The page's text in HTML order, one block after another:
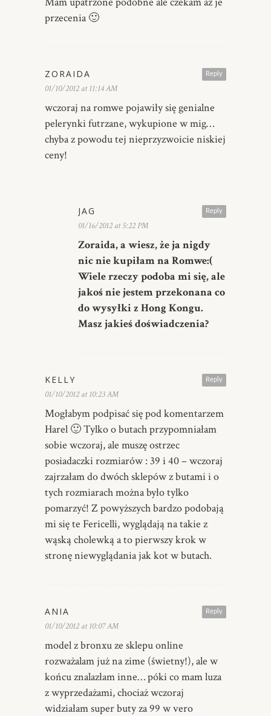
przecenia 🙂
Reply
ZORAIDA
01/10/2012 at 11:14 AM
wczoraj na romwe pojawiły się genialne
pelerynki futrzane, wykupione w mig…
chyba z powodu tej nieprzyzwoicie niskiej
ceny!
Reply
JAG
01/16/2012 at 5:22 PM
Zoraida, a wiesz, że ja nigdy
nic nie kupiłam na Romwe:(
Wiele rzeczy podoba mi się, ale
jakoś nie jestem przekonana co
do wysyłki z Hong Kongu.
Masz jakieś doświadczenia?
Reply
KELLY
01/10/2012 at 10:23 AM
Mogłabym podpisać się pod komentarzem
Harel 🙂 Tylko o butach przypomniałam
sobie wczoraj, ale muszę ostrzec
posiadaczki rozmiarów : 39 i 40 – wczoraj
zajrzałam do dwóch sklepów z butami i o
tych rozmiarach można było tylko
pomarzyć! Z powyższych bardzo podobają
mi się te Fericelli, wyglądają na takie z
wąską cholewką a to pierwszy krok w
stronę niewyglądania jak kot w butach.
Reply
ANIA
01/10/2012 at 10:07 AM
model z bronxu ze sklepu online
rozważalam już na zime (świetny!), ale w
końcu znalazłam inne… póki co mam luza
z wyprzedażami, chociaż wczoraj
widziałam super buty za 99 w vero